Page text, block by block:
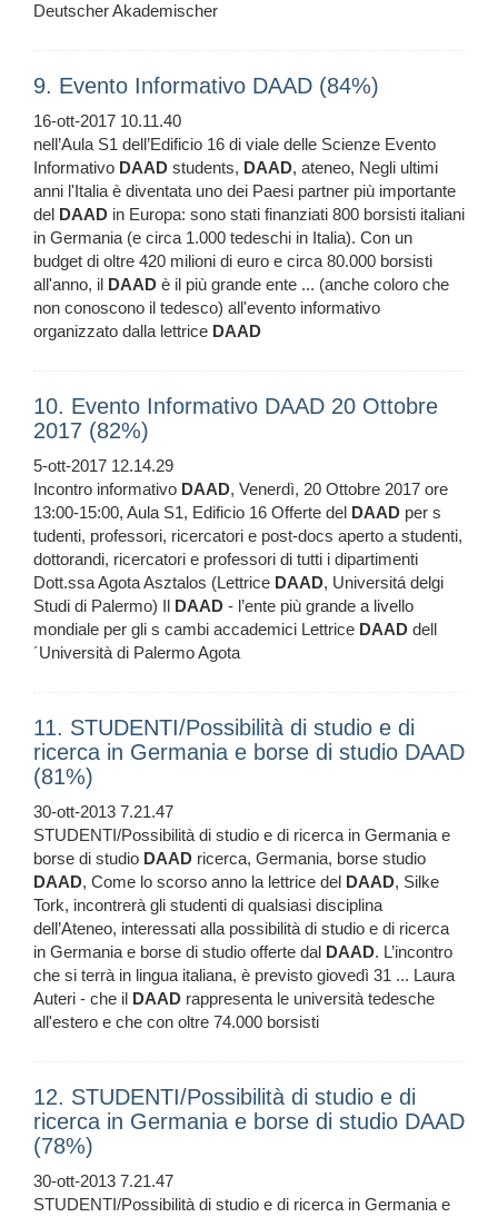
Deutscher Akademischer
9. Evento Informativo DAAD (84%)
16-ott-2017 10.11.40
nell’Aula S1 dell’Edificio 16 di viale delle Scienze Evento
Informativo DAAD students, DAAD, ateneo, Negli ultimi
anni l'Italia è diventata uno dei Paesi partner più importante
del DAAD in Europa: sono stati finanziati 800 borsisti italiani
in Germania (e circa 1.000 tedeschi in Italia). Con un
budget di oltre 420 milioni di euro e circa 80.000 borsisti
all'anno, il DAAD è il più grande ente ... (anche coloro che
non conoscono il tedesco) all'evento informativo
organizzato dalla lettrice DAAD
10. Evento Informativo DAAD 20 Ottobre
2017 (82%)
5-ott-2017 12.14.29
Incontro informativo DAAD, Venerdì, 20 Ottobre 2017 ore
13:00-15:00, Aula S1, Edificio 16 Offerte del DAAD per s
tudenti, professori, ricercatori e post-docs aperto a studenti,
dottorandi, ricercatori e professori di tutti i dipartimenti
Dott.ssa Agota Asztalos (Lettrice DAAD, Universitá delgi
Studi di Palermo) Il DAAD - l’ente più grande a livello
mondiale per gli s cambi accademici Lettrice DAAD dell
´Università di Palermo Agota
11. STUDENTI/Possibilità di studio e di
ricerca in Germania e borse di studio DAAD
(81%)
30-ott-2013 7.21.47
STUDENTI/Possibilità di studio e di ricerca in Germania e
borse di studio DAAD ricerca, Germania, borse studio
DAAD, Come lo scorso anno la lettrice del DAAD, Silke
Tork, incontrerà gli studenti di qualsiasi disciplina
dell’Ateneo, interessati alla possibilità di studio e di ricerca
in Germania e borse di studio offerte dal DAAD. L’incontro
che si terrà in lingua italiana, è previsto giovedì 31 ... Laura
Auteri - che il DAAD rappresenta le università tedesche
all'estero e che con oltre 74.000 borsisti
12. STUDENTI/Possibilità di studio e di
ricerca in Germania e borse di studio DAAD
(78%)
30-ott-2013 7.21.47
STUDENTI/Possibilità di studio e di ricerca in Germania e